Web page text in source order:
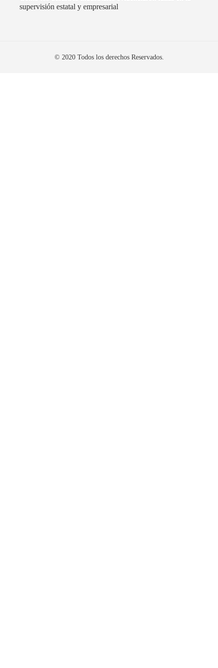
supervisión estatal y empresarial
© 2020 Todos los derechos Reservados.